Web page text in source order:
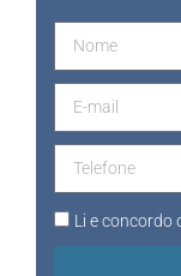
Li e concordo